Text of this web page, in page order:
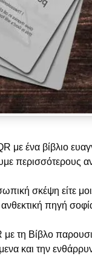
με ένα βίβλιο
περισσότερους
σκέψη είτε
ανθεκτική πηγή
Βίβλο
και την